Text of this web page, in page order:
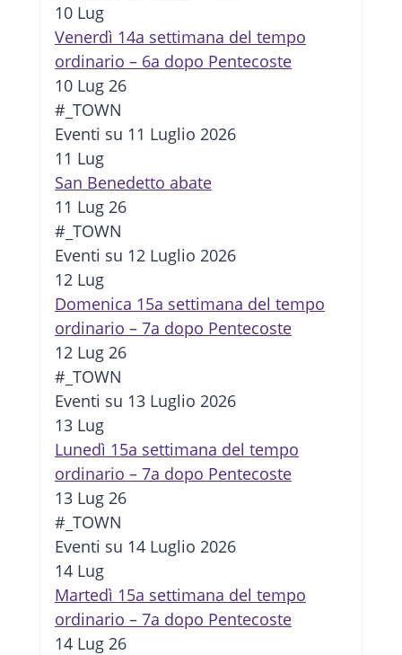
10 Lug
Venerdì 14a settimana del tempo
ordinario – 6a dopo Pentecoste
10 Lug 26
#_TOWN
Eventi su 11 Luglio 2026
11 Lug
San Benedetto abate
11 Lug 26
#_TOWN
Eventi su 12 Luglio 2026
12 Lug
Domenica 15a settimana del tempo
ordinario – 7a dopo Pentecoste
12 Lug 26
#_TOWN
Eventi su 13 Luglio 2026
13 Lug
Lunedì 15a settimana del tempo
ordinario – 7a dopo Pentecoste
13 Lug 26
#_TOWN
Eventi su 14 Luglio 2026
14 Lug
Martedì 15a settimana del tempo
ordinario – 7a dopo Pentecoste
14 Lug 26